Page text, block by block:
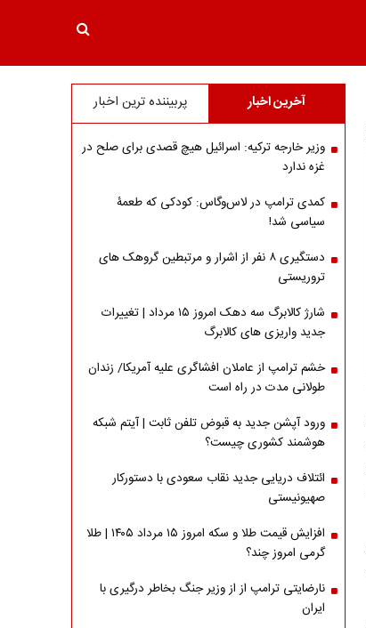
آخرین اخبار پربیننده ترین اخبار
وزیر خارجه ترکیه: اسرائیل هیچ قصدی برای صلح در
غزه ندارد
کمدی ترامپ در لاس‌وگاس: کودکی که طعمۀ
سیاسی شد!
دستگیری ۸ نفر از اشرار و مرتبطین گروهک های
تروریستی
شارژ کالابرگ سه دهک امروز ۱۵ مرداد | تغییرات
جدید واریزی های کالابرگ
خشم ترامپ از عاملان افشاگری‌ علیه آمریکا/ زندان
طولانی مدت در راه است
ورود آپشن جدید به قبوض تلفن ثابت | آیتم شبکه
هوشمند کشوری چیست؟
ائتلاف دریایی جدید نقاب سعودی با دستورکار
صهیونیستی
افزایش قیمت طلا و سکه امروز ۱۵ مرداد ۱۴۰۵ | طلا
گرمی امروز چند؟
نارضایتی ترامپ از از وزیر جنگ بخاطر درگیری با
ایران